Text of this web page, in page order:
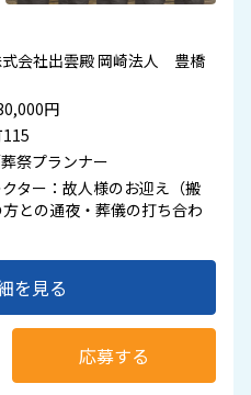
会社出雲殿 岡崎法人 豊橋
円
祭プランナー
ター：故人様のお迎え（搬
との通夜・葬儀の打ち合わ
を見る
応募する